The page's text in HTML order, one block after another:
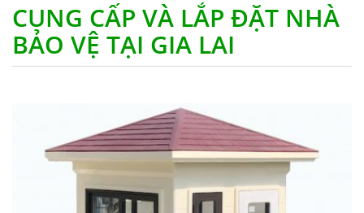
CUNG CẤP VÀ LẮP ĐẶT NHÀ
BẢO VỆ TẠI GIA LAI